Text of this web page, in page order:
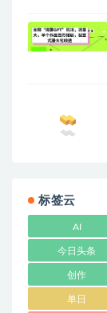
标签云
AI
今日头条
创作
单日